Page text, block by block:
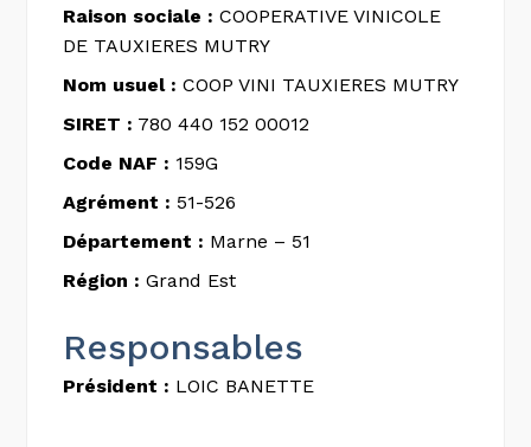
Raison sociale : COOPERATIVE VINICOLE
DE TAUXIERES MUTRY
Nom usuel : COOP VINI TAUXIERES MUTRY
SIRET : 780 440 152 00012
Code NAF : 159G
Agrément : 51-526
Département : Marne – 51
Région : Grand Est
Responsables
Président : LOIC BANETTE